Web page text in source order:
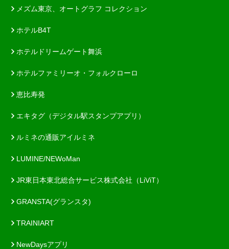
メズム東京、オートグラフ コレクション
ホテルB4T
ホテルドリームゲート舞浜
ホテルファミリーオ・フォルクローロ
恵比寿発
エキタグ（デジタル駅スタンプアプリ）
ルミネの通販アイルミネ
LUMINE/NEWoMan
JR東日本東北総合サービス株式会社（LiViT）
GRANSTA(グランスタ)
TRAINIART
NewDaysアプリ